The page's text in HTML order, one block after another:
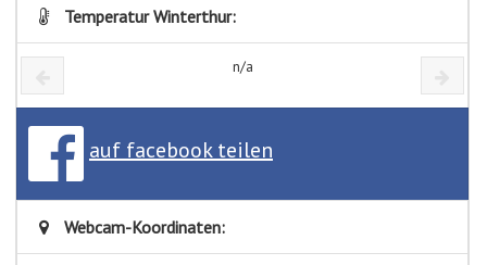
Temperatur Winterthur:
n/a
auf facebook teilen
Webcam-Koordinaten: